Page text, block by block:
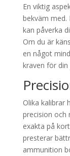
En viktig
bekväm med.
kan påverka
Om du är
en något
kraven för din
Olika kalibrar
precision och
exakta på
presterar
ammunition